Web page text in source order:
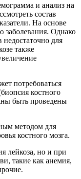
и анализ на
состав
На основе
заболевания. Однако
недостаточно для
также
потребоваться
костного
быть проведены
методом для
костного мозга.
лейкоза, но и при
такие как анемия,